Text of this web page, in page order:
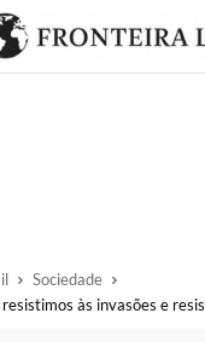
Sociedade
às invasões e